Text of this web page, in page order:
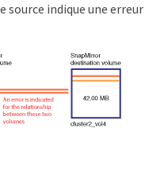
source indique une erreur